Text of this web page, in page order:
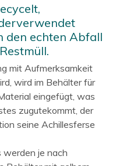
den echten Abfall
mit Aufmerksamkeit
wird im Behälter für
eingefügt, was
zugutekommt, der
seine Achillesferse
werden je nach